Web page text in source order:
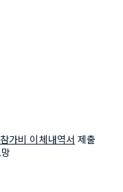
참가비 이체내역서 제출